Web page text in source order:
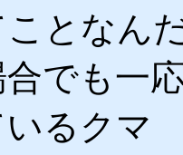
ことなん
でも一
るクマ